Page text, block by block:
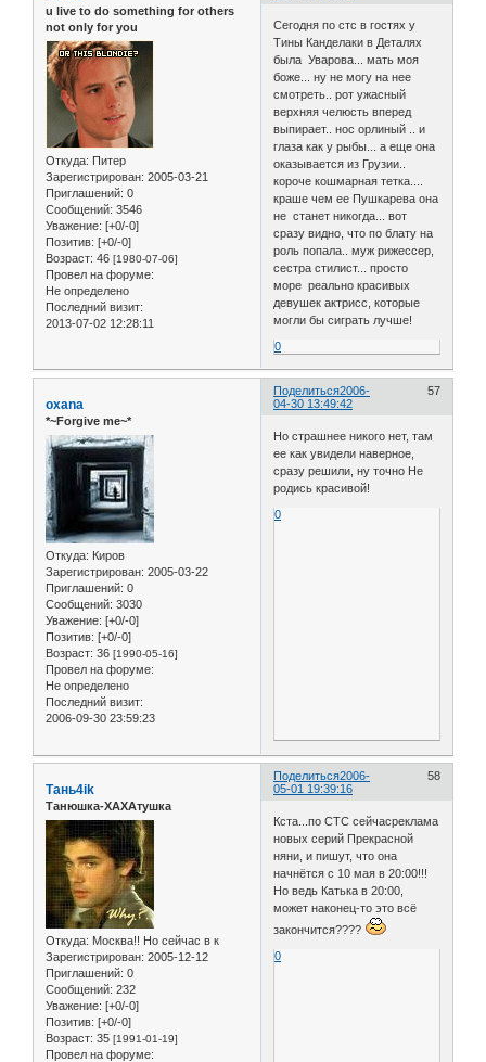
u live to do something for others
not only for you
Откуда: Питер
Зарегистрирован: 2005-03-21
Приглашений: 0
Сообщений: 3546
Уважение: [+0/-0]
Позитив: [+0/-0]
Возраст: 46 [1980-07-06]
Провел на форуме:
Не определено
Последний визит:
2013-07-02 12:28:11
Сегодня по стс в гостях у
Тины Канделаки в Деталях
была Уварова... мать моя
боже... ну не могу на нее
смотреть.. рот ужасный
верхняя челюсть вперед
выпирает.. нос орлиный .. и
глаза как у рыбы... а еще она
оказывается из Грузии..
короче кошмарная тетка....
краше чем ее Пушкарева она
не станет никогда... вот
сразу видно, что по блату на
роль попала.. муж рижессер,
сестра стилист... просто
море реально красивых
девушек актрисс, которые
могли бы сиграть лучше!
0
Поделиться 57
2006-
04-30 13:49:42
oxana
*~Forgive me~*
Откуда: Киров
Зарегистрирован: 2005-03-22
Приглашений: 0
Сообщений: 3030
Уважение: [+0/-0]
Позитив: [+0/-0]
Возраст: 36 [1990-05-16]
Провел на форуме:
Не определено
Последний визит:
2006-09-30 23:59:23
Но страшнее никого нет, там
ее как увидели наверное,
сразу решили, ну точно Не
родись красивой!
0
Поделиться 58
2006-
05-01 19:39:16
Тань4ik
Танюшка-ХАХАтушка
Откуда: Москва!! Но сейчас в к
Зарегистрирован: 2005-12-12
Приглашений: 0
Сообщений: 232
Уважение: [+0/-0]
Позитив: [+0/-0]
Возраст: 35 [1991-01-19]
Провел на форуме:
Кста...по СТС сейчасреклама
новых серий Прекрасной
няни, и пишут, что она
начнётся с 10 мая в 20:00!!!
Но ведь Катька в 20:00,
может наконец-то это всё
закончится????
0